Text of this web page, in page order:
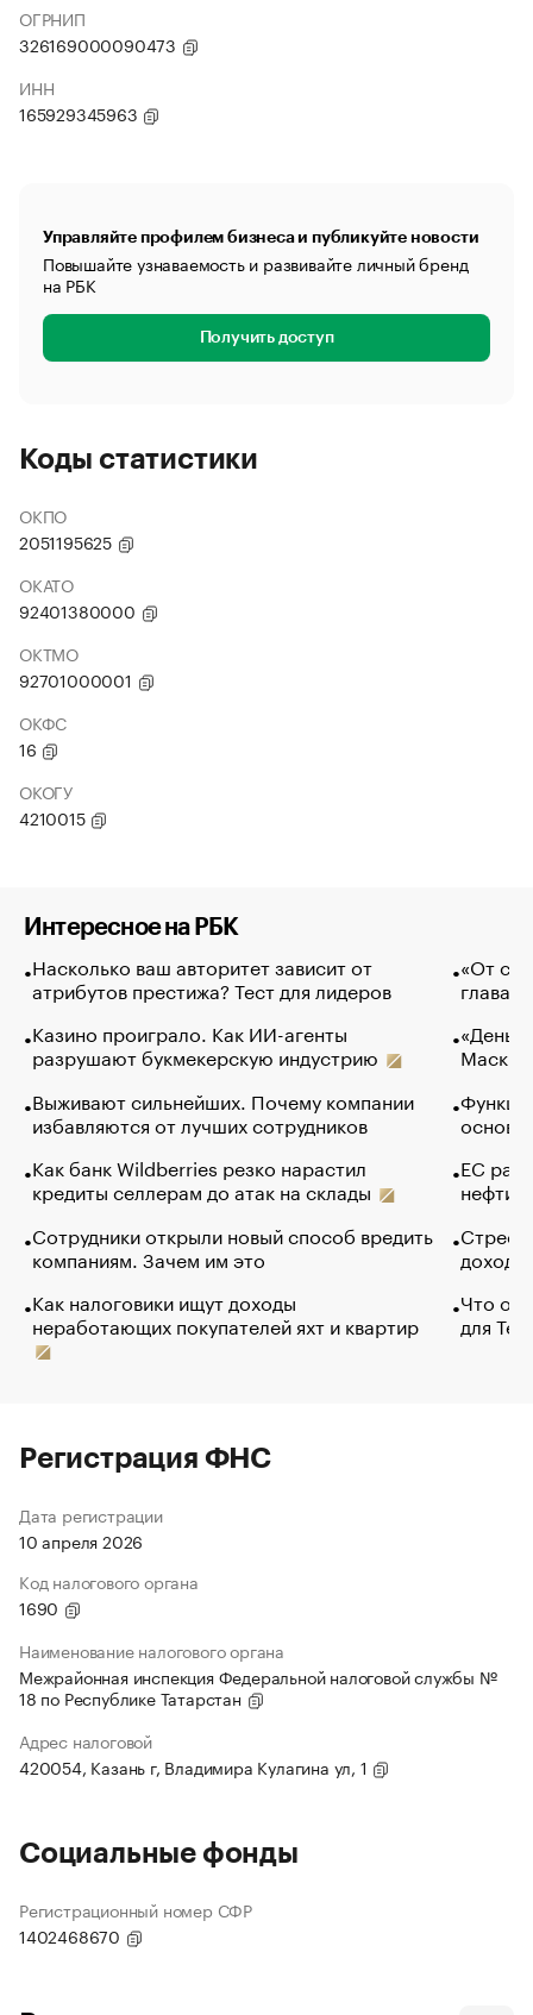
ОГРНИП
326169000090473
ИНН
165929345963
Управляйте профилем бизнеса и публикуйте новости
Повышайте узнаваемость и развивайте личный бренд
на РБК
Получить доступ
Коды статистики
ОКПО
2051195625
ОКАТО
92401380000
ОКТМО
92701000001
ОКФС
16
ОКОГУ
4210015
Интересное на РБК
Насколько ваш авторитет зависит от
атрибутов престижа? Тест для лидеров
Казино проиграло. Как ИИ-агенты
разрушают букмекерскую индустрию
Выживают сильнейших. Почему компании
избавляются от лучших сотрудников
Как банк Wildberries резко нарастил
кредиты селлерам до атак на склады
Сотрудники открыли новый способ вредить
компаниям. Зачем им это
Как налоговики ищут доходы
неработающих покупателей яхт и квартир
«От
глава
Маск в
основ
ЕС
нефти
Что
для
Регистрация ФНС
Дата регистрации
10 апреля 2026
Код налогового органа
1690
Наименование налогового органа
Межрайонная инспекция Федеральной налоговой службы №
18 по Республике Татарстан
Адрес налоговой
420054, Казань г, Владимира Кулагина ул, 1
Социальные фонды
Регистрационный номер СФР
1402468670